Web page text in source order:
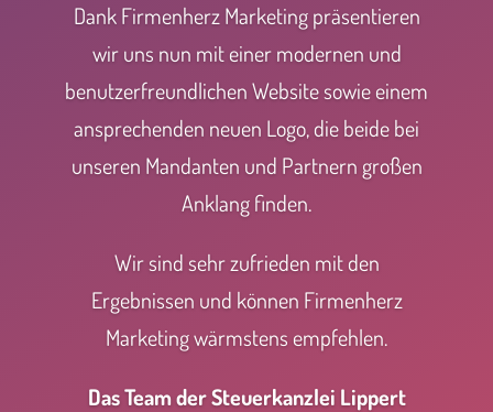
Dank Firmenherz Marketing präsentieren
wir uns nun mit einer modernen und
benutzerfreundlichen Website sowie einem
ansprechenden neuen Logo, die beide bei
unseren Mandanten und Partnern großen
Anklang finden.
Wir sind sehr zufrieden mit den
Ergebnissen und können Firmenherz
Marketing wärmstens empfehlen.
Das Team der Steuerkanzlei Lippert